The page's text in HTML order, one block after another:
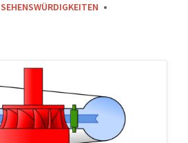
SEHENSWÜRDIGKEITEN